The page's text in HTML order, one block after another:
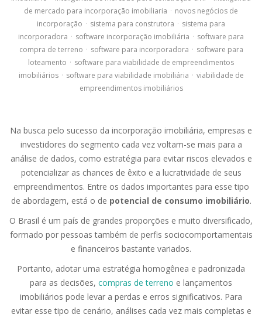
de mercado para incorporação imobiliaria · novos negócios de
incorporação · sistema para construtora · sistema para
incorporadora · software incorporação imobiliária · software para
compra de terreno · software para incorporadora · software para
loteamento · software para viabilidade de empreendimentos
imobiliários · software para viabilidade imobiliária · viabilidade de
empreendimentos imobiliários
Na busca pelo sucesso da incorporação imobiliária, empresas e
investidores do segmento cada vez voltam-se mais para a
análise de dados, como estratégia para evitar riscos elevados e
potencializar as chances de êxito e a lucratividade de seus
empreendimentos. Entre os dados importantes para esse tipo
de abordagem, está o de potencial de consumo imobiliário.
O Brasil é um país de grandes proporções e muito diversificado,
formado por pessoas também de perfis sociocomportamentais
e financeiros bastante variados.
Portanto, adotar uma estratégia homogênea e padronizada
para as decisões, compras de terreno e lançamentos
imobiliários pode levar a perdas e erros significativos. Para
evitar esse tipo de cenário, análises cada vez mais completas e